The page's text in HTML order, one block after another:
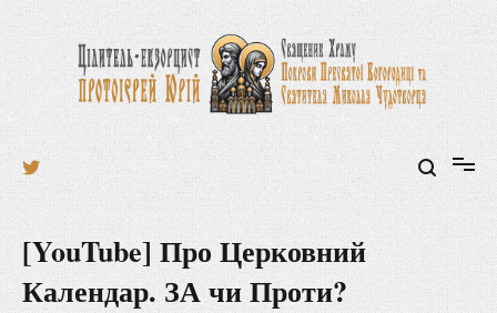
Перейти
Цілитель-екзорцист протоієрей Юрій
Священник Храму Святителя Миколая Чудотворця та його
Мироточивої ікони
[YouTube] Про Церковний
Календар. ЗА чи Проти?